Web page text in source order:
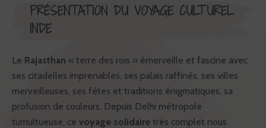
PRÉSENTATION DU VOYAGE CULTUREL
INDE
Le Rajasthan « terre des rois » émerveille et fascine avec
ses citadelles imprenables, ses palais raffinés, ses villes
merveilleuses, ses fêtes et traditions énigmatiques, sa
profusion de couleurs. Depuis Delhi métropole
tumultueuse, ce voyage solidaire très complet nous